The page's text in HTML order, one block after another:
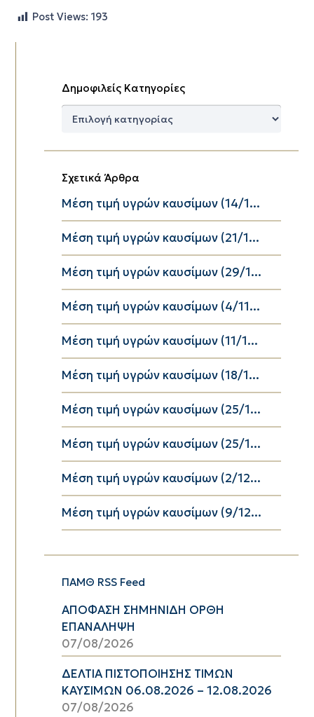
Post Views: 193
Δημοφιλείς Κατηγορίες
Δημοφιλείς
Σχετικά Άρθρα
Μέση τιμή υγρών καυσίμων (14/1...
Μέση τιμή υγρών καυσίμων (21/1...
Μέση τιμή υγρών καυσίμων (29/1...
Μέση τιμή υγρών καυσίμων (4/11...
Μέση τιμή υγρών καυσίμων (11/1...
Μέση τιμή υγρών καυσίμων (18/1...
Μέση τιμή υγρών καυσίμων (25/1...
Μέση τιμή υγρών καυσίμων (25/1...
Μέση τιμή υγρών καυσίμων (2/12...
Μέση τιμή υγρών καυσίμων (9/12...
ΠΑΜΘ RSS Feed
ΑΠΟΦΑΣΗ ΣΗΜΗΝΙΔΗ ΟΡΘΗ
ΕΠΑΝΑΛΗΨΗ
07/08/2026
ΔΕΛΤΙΑ ΠΙΣΤΟΠΟΙΗΣΗΣ ΤΙΜΩΝ
ΚΑΥΣΙΜΩΝ 06.08.2026 – 12.08.2026
07/08/2026